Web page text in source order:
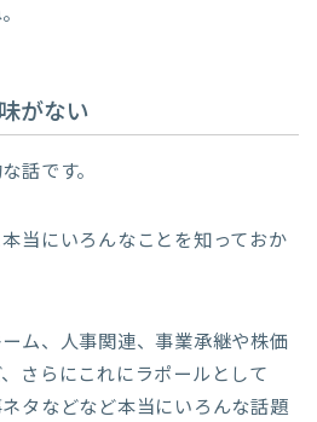
がない
話です。
当にいろんなことを知っておか
ム、人事関連、事業承継や株価
さらにこれにラポールとして
タなどなど本当にいろんな話題